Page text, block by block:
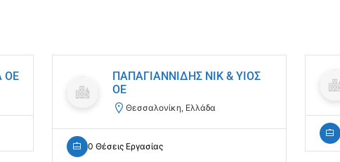
ΟΕ
ΠΑΠΑΓΙΑΝΝΙΔΗΣ ΝΙΚ & ΥΙΟΣ
ΟΕ
Θεσσαλονίκη, Ελλάδα
0 Θέσεις Εργασίας